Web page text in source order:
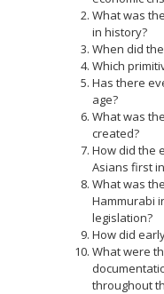
What was
in history?
When did
Which
Has there
age?
What was
created?
How did the
Asians first
What was
Hammurabi
legislation?
How did
What were
throughout